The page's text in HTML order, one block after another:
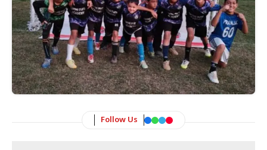
Follow Us